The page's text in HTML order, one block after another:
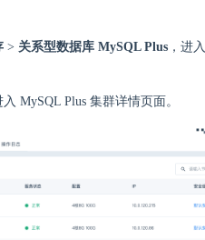
> 关系型数据库 MySQL Plus ，进
MySQL Plus 集群详情页面。